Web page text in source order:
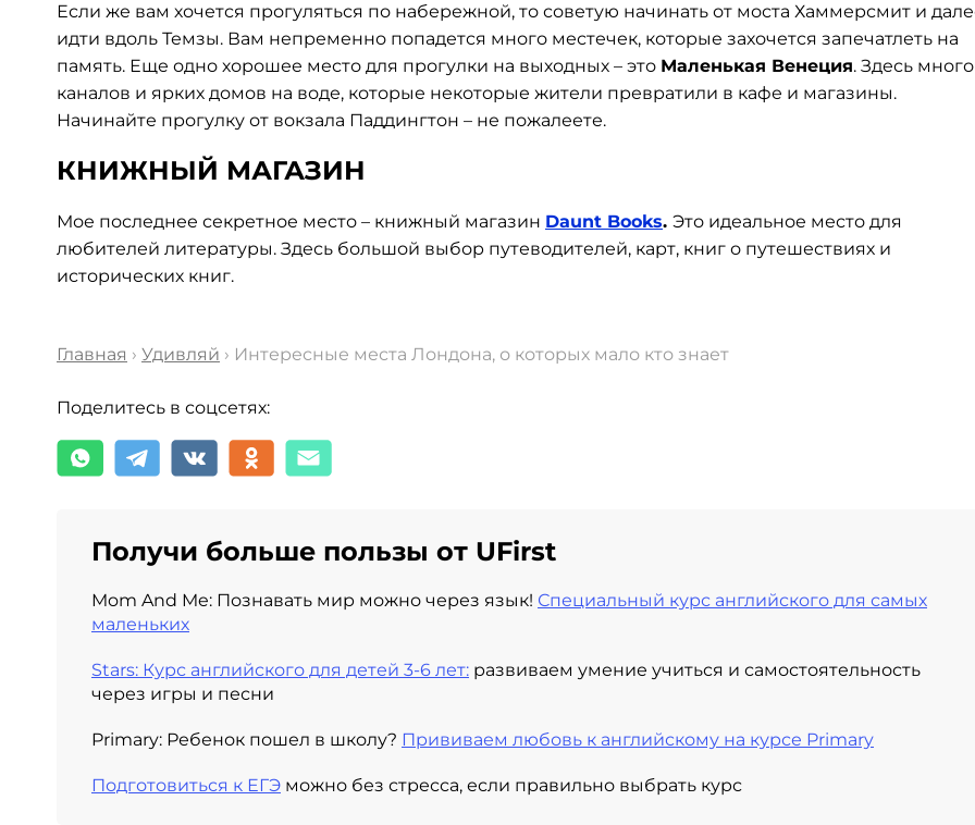
Если же вам хочется прогуляться по набережной, то советую начинать от моста Хаммерсмит и
идти вдоль Темзы. Вам непременно попадется много местечек, которые захочется запечатлеть на
память. Еще одно хорошее место для прогулки на выходных – это Маленькая Венеция. Здесь много
каналов и ярких домов на воде, которые некоторые жители превратили в кафе и магазины.
Начинайте прогулку от вокзала Паддингтон – не пожалеете.
КНИЖНЫЙ МАГАЗИН
Мое последнее секретное место – книжный магазин Daunt Books. Это идеальное место для
любителей литературы. Здесь большой выбор путеводителей, карт, книг о путешествиях и
исторических книг.
Главная › Удивляй › Интересные места Лондона, о которых мало кто знает
Поделитесь в соцсетях:
Получи больше пользы от UFirst
Mom And Me: Познавать мир можно через язык! Специальный курс английского для самых
маленьких
Stars: Курс английского для детей 3-6 лет: развиваем умение учиться и самостоятельность
через игры и песни
Primary: Ребенок пошел в школу? Прививаем любовь к английскому на курсе Primary
Подготовиться к ЕГЭ можно без стресса, если правильно выбрать курс